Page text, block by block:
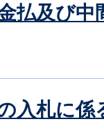
払及び中
入札に係